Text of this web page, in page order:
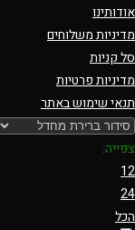
אודותינו
מדיניות משלוחים
סל קניות
מדיניות פרטיות
תנאי שימוש באתר
צפייה:
12
24
הכל